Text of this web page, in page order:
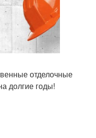
отделочные
долгие годы!